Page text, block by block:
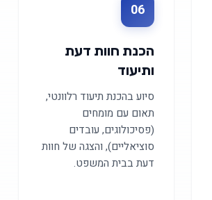
06
הכנת חוות דעת
ותיעוד
סיוע בהכנת תיעוד רלוונטי,
תאום עם מומחים
(פסיכולוגים, עובדים
סוציאליים), והצגה של חוות
דעת בבית המשפט.